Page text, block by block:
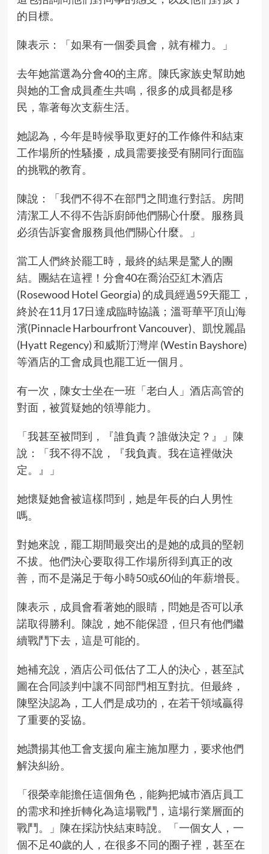
的目標。
陳表示：「如果有一個委員會，就有權力。」
去年她當選為分會40的主席。陳氏家族史幫助她
與她的工會成員產生共鳴，很多的成員都是移
民，靠著每次支薪生活。
她認為，今年是時候爭取更好的工作條件和結束
工作場所的性騷擾，成員需要接受有關同行面臨
的挑戰的教育。
陳說：「我們不得不在部門之間進行對話。房間
清潔工人不得不告訴廚師他們關心什麼。服務員
必須告訴宴會服務員他們關心什麼。」
當工人們終於罷工時，最終的結果是驚人的團
結。團結在這裡！分會40在喬治亞紅木酒店
(Rosewood Hotel Georgia) 的成員經過59天罷工，
終於在11月17日達成臨時協議；溫哥華平頂山海
濱(Pinnacle Harbourfront Vancouver)、凱悅麗晶
(Hyatt Regency) 和威斯汀灣岸 (Westin Bayshore)
等酒店的工會成員也罷工近一個月。
有一次，陳女士坐在一班「老白人」酒店高管的
對面，被質疑她的領導能力。
「我甚至被問到，『誰負責？誰做決定？』」陳
說：「我不得不說，『我負責。我在這裡做決
定。』」
她懷疑她會被這樣問到，她是年長的白人男性
嗎。
對她來說，罷工期間最突出的是她的成員的堅韌
不拔。他們決心要取得工作場所得到真正的改
善，而不是滿足于每小時50或60仙的年薪增長。
陳表示，成員會看著她的眼睛，問她是否可以承
諾取得勝利。陳說，她不能保證，但只有他們繼
續戰鬥下去，這是可能的。
她補充說，酒店公司低估了工人的決心，甚至試
圖在合同談判中讓不同部門相互對抗。但最終，
陳堅決認為，工人們是成功的，在若干領域贏得
了重要的妥協。
她讚揚其他工會支援向雇主施加壓力，要求他們
解決糾紛。
「很榮幸能擔任這個角色，能夠把城市酒店員工
的需求和挫折轉化為這場戰鬥，這場行業層面的
戰鬥。」陳在採訪快結束時說。「一個女人，一
個不足40歲的人，在很多不同的圈子裡，甚至在